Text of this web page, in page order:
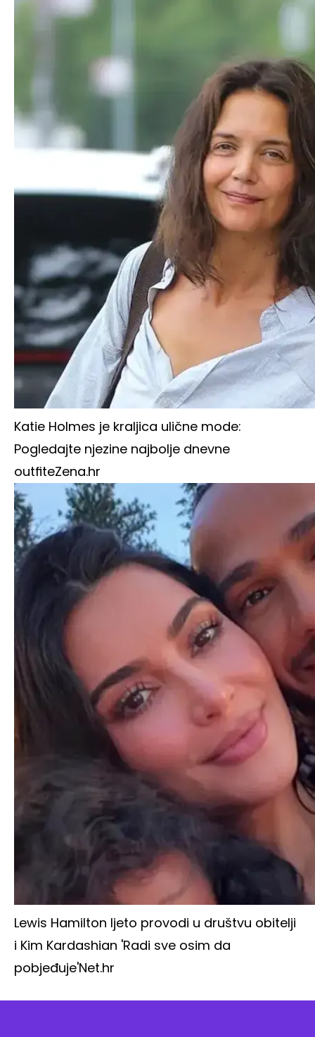
Katie Holmes je kraljica ulične mode:
Pogledajte njezine najbolje dnevne
outfiteZena.hr
Lewis Hamilton ljeto provodi u društvu obitelji
i Kim Kardashian 'Radi sve osim da
pobjeđuje'Net.hr